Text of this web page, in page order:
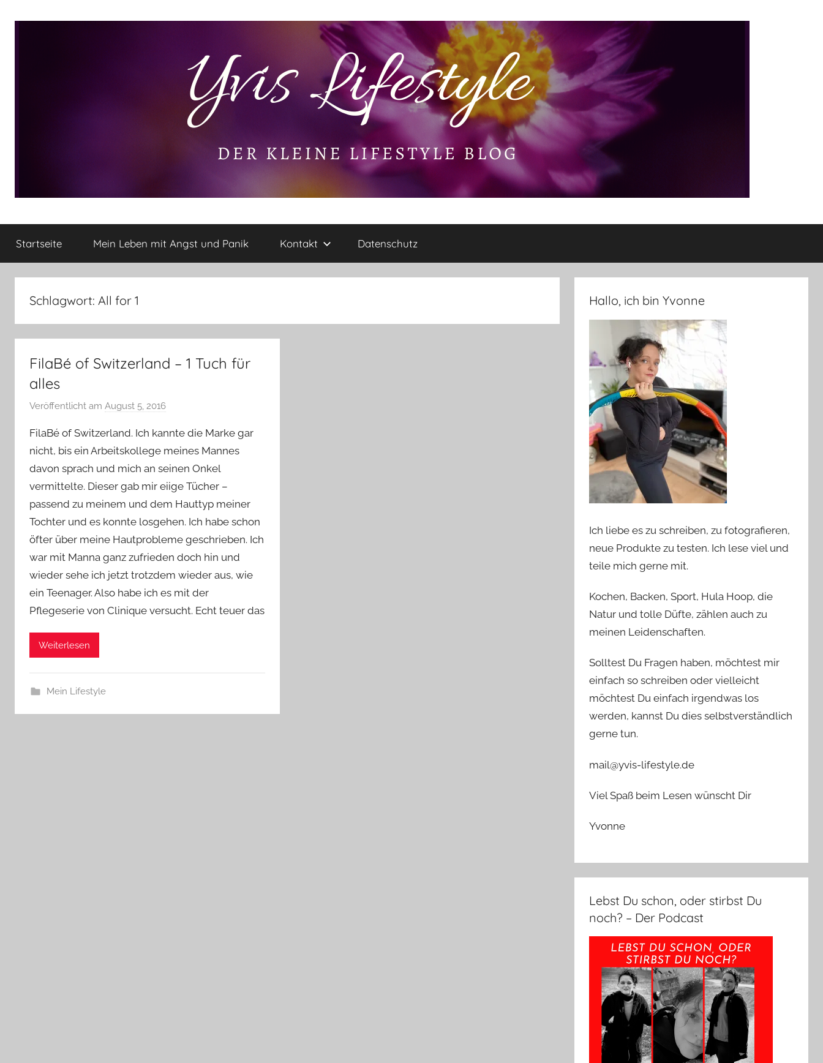
Yvis
Lifestyle
kleine
Lifestyle
Rezensionen,
Produkttests
und
mehr
Startseite Mein Leben mit Angst und Panik Kontakt Datenschutz
Schlagwort: All for 1
FilaBé of Switzerland – 1 Tuch für
alles
Veröffentlicht am August 5, 2016
n
Y
v
o
n
n
FilaBé of Switzerland. Ich kannte die Marke gar
nicht, bis ein Arbeitskollege meines Mannes
davon sprach und mich an seinen Onkel
vermittelte. Dieser gab mir eiige Tücher –
passend zu meinem und dem Hauttyp meiner
Tochter und es konnte losgehen. Ich habe schon
öfter über meine Hautprobleme geschrieben. Ich
war mit Manna ganz zufrieden doch hin und
wieder sehe ich jetzt trotzdem wieder aus, wie
ein Teenager. Also habe ich es mit der
Pflegeserie von Clinique versucht. Echt teuer das
Weiterlesen
Mein Lifestyle
Hallo, ich bin Yvonne
Ich liebe es zu schreiben, zu fotografieren,
neue Produkte zu testen. Ich lese viel und
teile mich gerne mit.
Kochen, Backen, Sport, Hula Hoop, die
Natur und tolle Düfte, zählen auch zu
meinen Leidenschaften.
Solltest Du Fragen haben, möchtest mir
einfach so schreiben oder vielleicht
möchtest Du einfach irgendwas los
werden, kannst Du dies selbstverständlich
gerne tun.
mail@yvis-lifestyle.de
Viel Spaß beim Lesen wünscht Dir
Yvonne
Lebst Du schon, oder stirbst Du
noch? – Der Podcast